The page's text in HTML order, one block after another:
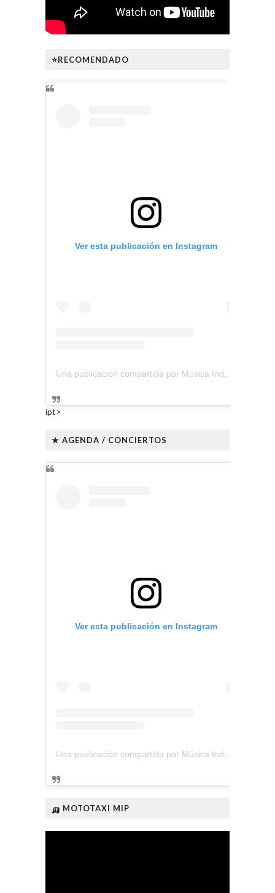
⭐RECOMENDADO
Ver esta publicación en Instagram
Una publicación compartida por Música Independiente Perú 🇵🇪 (@musica.independiente.peru)
ipt>
★ AGENDA / CONCIERTOS
Ver esta publicación en Instagram
Una publicación compartida por Música Independiente Perú 🇵🇪 (@musica.independiente.peru)
🛺 MOTOTAXI MIP